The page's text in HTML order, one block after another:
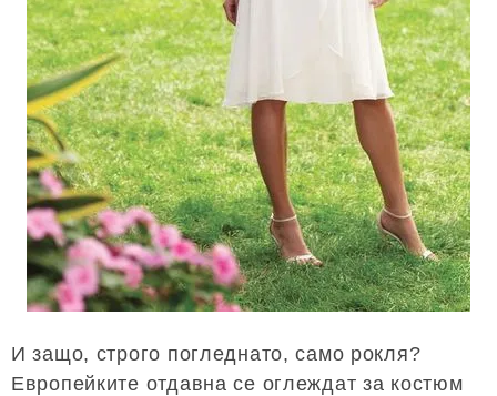
И защо, строго погледнато, само рокля?
Европейките отдавна се оглеждат за костюм